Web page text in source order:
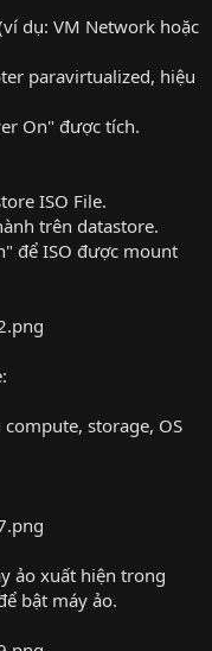
dụ: VM Network hoặc
paravirtualized, hiệu
On" được tích.
ISO File.
trên datastore.
để ISO được mount
storage, OS
ảo xuất hiện trong
bật máy ảo.